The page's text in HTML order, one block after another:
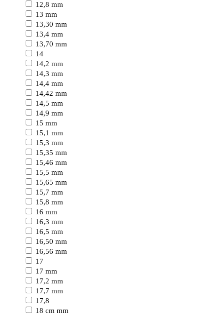
12,8 mm
13 mm
13,30 mm
13,4 mm
13,70 mm
14
14,2 mm
14,3 mm
14,4 mm
14,42 mm
14,5 mm
14,9 mm
15 mm
15,1 mm
15,3 mm
15,35 mm
15,46 mm
15,5 mm
15,65 mm
15,7 mm
15,8 mm
16 mm
16,3 mm
16,5 mm
16,50 mm
16,56 mm
17
17 mm
17,2 mm
17,7 mm
17,8
18 cm mm